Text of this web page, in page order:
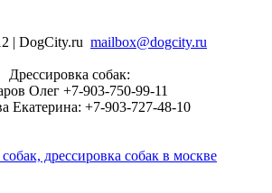
| DogCity.ru mailbox@dogcity.ru
Дрессировка собак:
Олег +7-903-750-99-11
Екатерина: +7-903-727-48-10
дрессировка собак в москве